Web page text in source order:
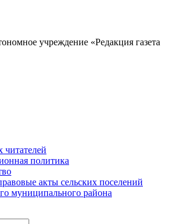
учреждение «Редакция газета
политика
акты сельских поселений
муниципального района